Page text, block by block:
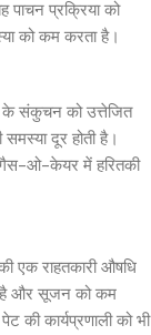
पाचन प्रक्रिया को
को कम करता है।
के संकुचन को उत्तेजित
दूर होती है।
गैस-ओ-केयर में हरितकी
एक राहतकारी औषधि
है और सूजन को कम
की कार्यप्रणाली को भी